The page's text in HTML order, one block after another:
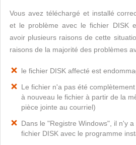
Vous avez téléchargé et installé
et le problème avec le fichier DISK
avoir plusieurs raisons de cette
raisons de la majorité des problèmes
le fichier DISK affecté est
Le fichier n'a pas été
à nouveau le fichier à partir de la
pièce jointe au courriel)
Dans le "Registre Windows", il n'y
fichier DISK avec le programme